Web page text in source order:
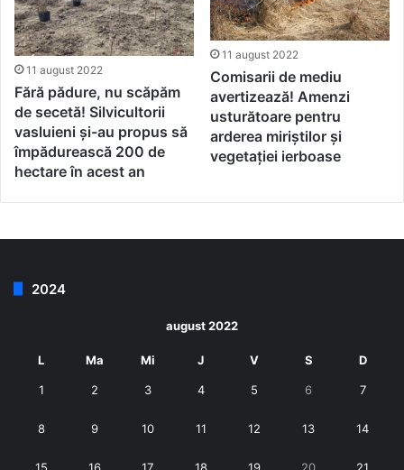
11 august 2022
Fără pădure, nu scăpăm
de secetă! Silvicultorii
vasluieni și-au propus să
împădurească 200 de
hectare în acest an
11 august 2022
Comisarii de mediu
avertizează! Amenzi
usturătoare pentru
arderea miriștilor și
vegetației ierboase
2024
august 2022
L Ma Mi J V S D
1 2 3 4 5 6 7
8 9 10 11 12 13 14
15 16 17 18 19 20 21